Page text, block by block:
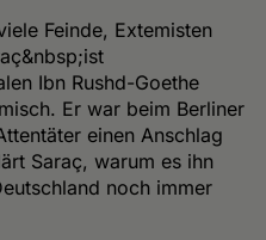
Feinde, Extemisten
Ibn Rushd-Goethe
Er war beim Berliner
einen Anschlag
Saraç, warum es ihn
noch immer